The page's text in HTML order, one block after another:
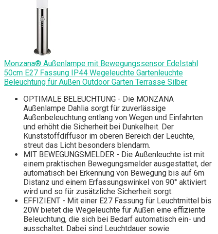
Monzana® Außenlampe mit Bewegungssensor Edelstahl
50cm E27 Fassung IP44 Wegeleuchte Gartenleuchte
Beleuchtung für Außen Outdoor Garten Terrasse Silber
OPTIMALE BELEUCHTUNG - Die MONZANA
Außenlampe Dahlia sorgt für zuverlässige
Außenbeleuchtung entlang von Wegen und Einfahrten
und erhöht die Sicherheit bei Dunkelheit. Der
Kunststoffdiffusor im oberen Bereich der Leuchte,
streut das Licht besonders blendarm.
MIT BEWEGUNGSMELDER - Die Außenleuchte ist mit
einem praktischen Bewegungsmelder ausgestattet, der
automatisch bei Erkennung von Bewegung bis auf 6m
Distanz und einem Erfassungswinkel von 90° aktiviert
wird und so für zusätzliche Sicherheit sorgt.
EFFIZIENT - Mit einer E27 Fassung für Leuchtmittel bis
20W bietet die Wegeleuchte für Außen eine effiziente
Beleuchtung, die sich bei Bedarf automatisch ein- und
ausschaltet. Dabei sind Leuchtdauer sowie